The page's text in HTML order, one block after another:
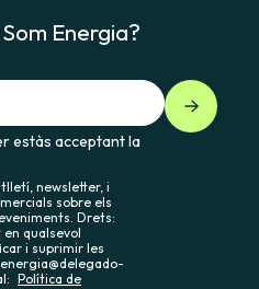
Energia?
estàs acceptant la
newsletter, i
sobre els
Drets:
qualsevol
i suprimir les
Política de